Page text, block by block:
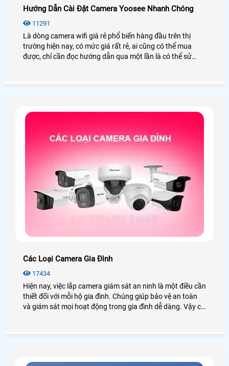
Hướng Dẫn Cài Đặt Camera Yoosee Nhanh Chóng
11291
Là dòng camera wifi giá rẻ phổ biến hàng đầu trên thị
trường hiện nay, có mức giá rất rẻ, ai cũng có thể mua
được, chỉ cần đọc hướng dẫn qua một lần là có thể sử
Các Loại Camera Gia Đình
17434
Hiện nay, việc lắp camera giám sát an ninh là một điều cần
thiết đối với mỗi hộ gia đình. Chúng giúp bảo vệ an toàn
và giám sát mọi hoạt động trong gia đình dễ dàng. Vậy có